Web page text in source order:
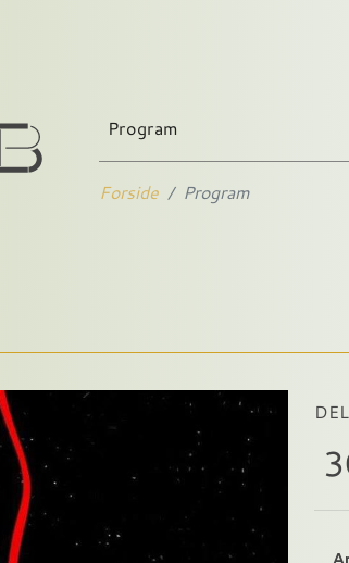
Program
Forside Program